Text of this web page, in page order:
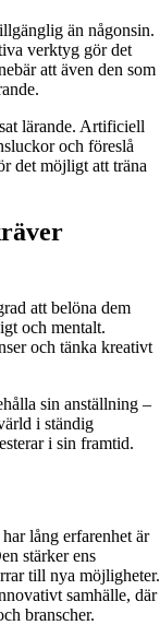
än någonsin.
verktyg gör det
att även den som
lärande. Artificiell
och föreslå
det möjligt att träna
att belöna dem
och mentalt.
och tänka kreativt
sin anställning –
i ständig
i sin framtid.
lång erfarenhet är
stärker ens
till nya möjligheter.
samhälle, där
branscher.